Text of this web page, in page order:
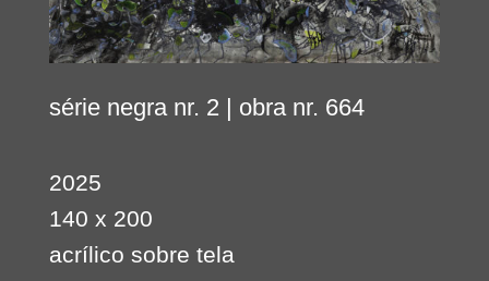
série negra nr. 2 | obra nr. 664
2025
140 x 200
acrílico sobre tela